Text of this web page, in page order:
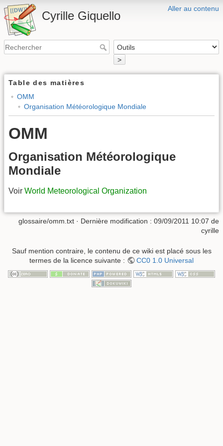
Aller au contenu
Cyrille Giquello
>
Table des matières
OMM
Organisation Météorologique Mondiale
OMM
Organisation Météorologique
Mondiale
Voir World Meteorological Organization
glossaire/omm.txt · Dernière modification : 09/09/2011 10:07 de
cyrille
Sauf mention contraire, le contenu de ce wiki est placé sous les
termes de la licence suivante :
CC0 1.0 Universal